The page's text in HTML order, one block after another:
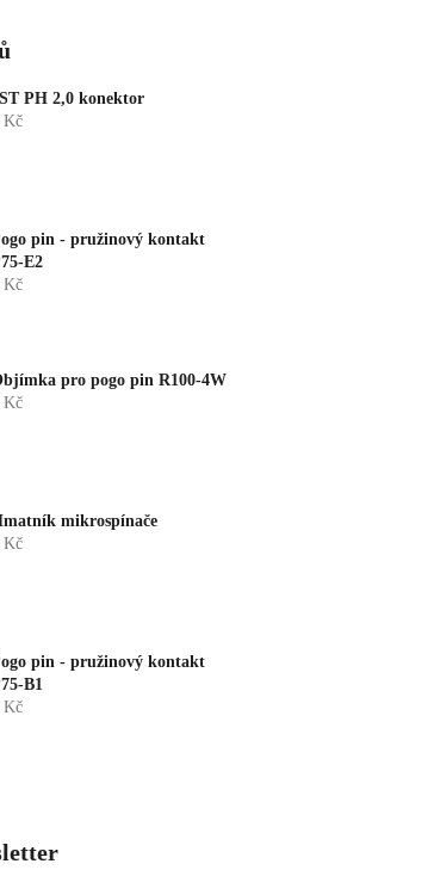
PH 2,0 konektor
Kč
pin - pružinový kontakt
E2
Kč
pro pogo pin R100-4W
Kč
mikrospínače
Kč
pin - pružinový kontakt
B1
Kč